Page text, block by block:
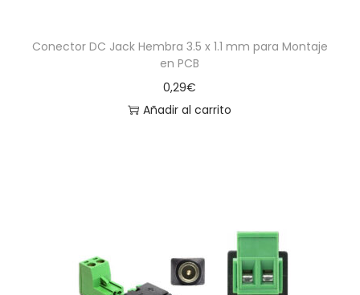
Conector DC Jack Hembra 3.5 x 1.1 mm para Montaje
en PCB
0,29€
Añadir al carrito